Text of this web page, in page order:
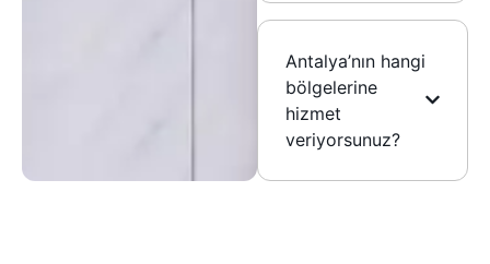
Antalya’nın hangi
bölgelerine
hizmet
veriyorsunuz?